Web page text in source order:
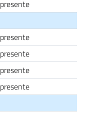
presente
presente
presente
presente
presente